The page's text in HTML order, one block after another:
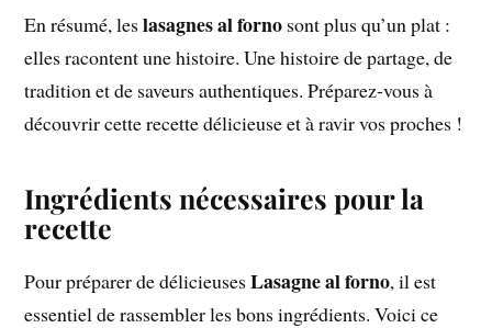
En résumé, leslasagnes al forno sont plus qu’un plat :
elles racontent une histoire. Une histoire de partage, de
tradition et de saveurs authentiques. Préparez-vous à
découvrir cette recette délicieuse et à ravir vos proches !
Ingrédients nécessaires pour la
recette
Pour préparer de délicieusesLasagne al forno, il est
essentiel de rassembler les bons ingrédients. Voici ce